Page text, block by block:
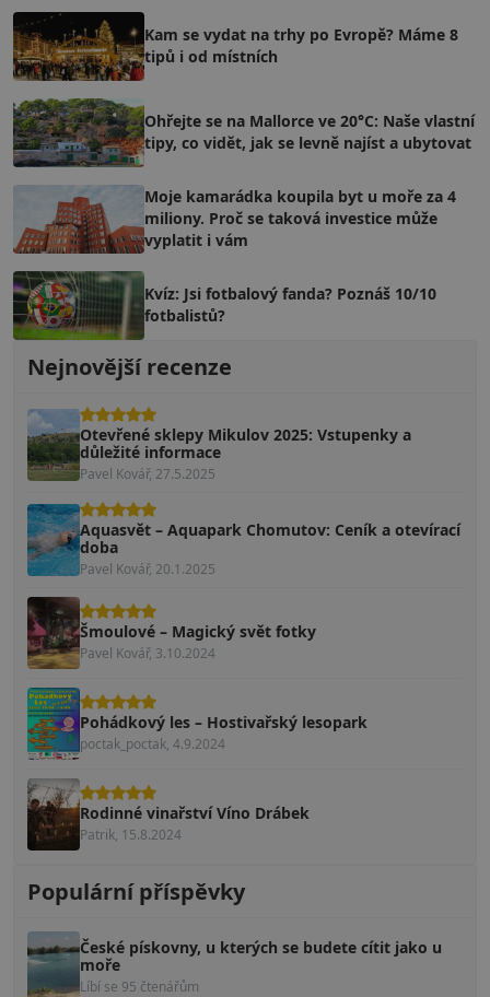
Kam se vydat na trhy po Evropě? Máme 8
tipů i od místních
Ohřejte se na Mallorce ve 20°C: Naše vlastní
tipy, co vidět, jak se levně najíst a ubytovat
Moje kamarádka koupila byt u moře za 4
miliony. Proč se taková investice může
vyplatit i vám
Kvíz: Jsi fotbalový fanda? Poznáš 10/10
fotbalistů?
Nejnovější recenze
Otevřené sklepy Mikulov 2025: Vstupenky a
důležité informace
Pavel Kovář, 27.5.2025
Aquasvět – Aquapark Chomutov: Ceník a otevírací
doba
Pavel Kovář, 20.1.2025
Šmoulové – Magický svět fotky
Pavel Kovář, 3.10.2024
Pohádkový les – Hostivařský lesopark
poctak_poctak, 4.9.2024
Rodinné vinařství Víno Drábek
Patrik, 15.8.2024
Populární příspěvky
České pískovny, u kterých se budete cítit jako u
moře
Líbí se 95 čtenářům